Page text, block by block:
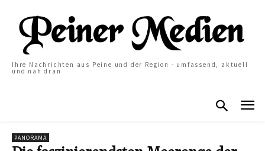
Ihre Nachrichten aus Peine und der Region - umfassend, aktuell
und nah dran
PANORAMA